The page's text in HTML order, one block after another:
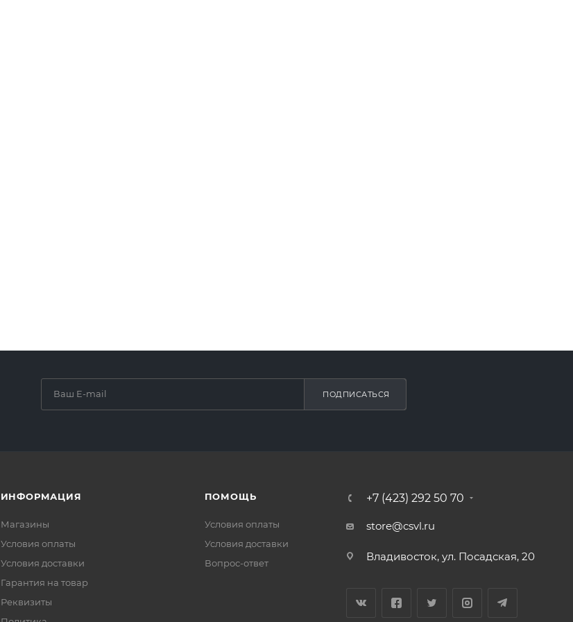
ПОДПИСАТЬСЯ
ИНФОРМАЦИЯ
Магазины
Условия оплаты
Условия доставки
Гарантия на товар
Реквизиты
ПОМОЩЬ
Условия оплаты
Условия доставки
Вопрос-ответ
+7 (423) 292 50 70
store@csvl.ru
Владивосток, ул. Посадская, 20